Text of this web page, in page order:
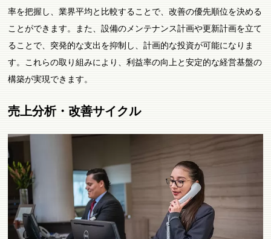
率を把握し、業界平均と比較することで、改善の優先順位を決める
ことができます。また、設備のメンテナンス計画や更新計画を立て
ることで、突発的な支出を抑制し、計画的な投資が可能になりま
す。これらの取り組みにより、利益率の向上と安定的な経営基盤の
構築が実現できます。
売上分析・改善サイクル